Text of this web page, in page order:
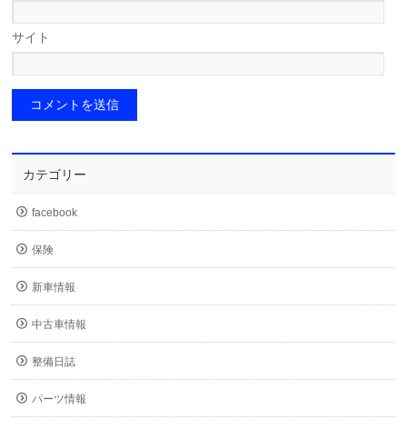
サイト
カテゴリー
facebook
保険
新車情報
中古車情報
整備日誌
パーツ情報